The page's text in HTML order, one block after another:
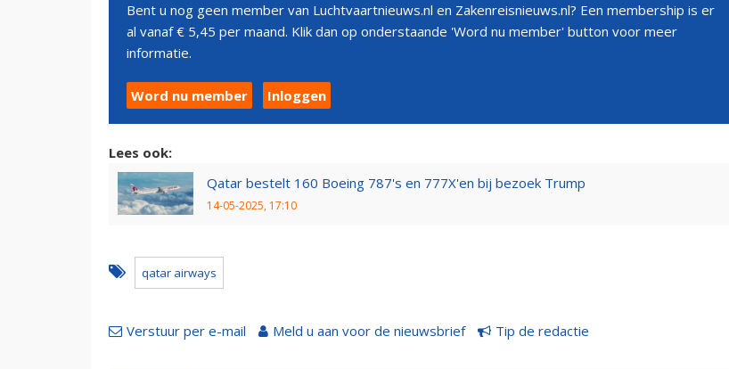
Bent u nog geen member van Luchtvaartnieuws.nl en Zakenreisnieuws.nl? Een membership is er
al vanaf € 5,45 per maand. Klik dan op onderstaande 'Word nu member' button voor meer
informatie.
Word nu member Inloggen
Lees ook:
Qatar bestelt 160 Boeing 787's en 777X'en bij bezoek Trump
14-05-2025, 17:10
qatar airways
Verstuur per e-mail Meld u aan voor de nieuwsbrief Tip de redactie